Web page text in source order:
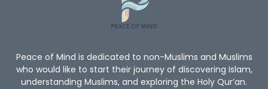
Peace of Mind is dedicated to non-Muslims and Muslims
who would like to start their journey of discovering Islam,
understanding Muslims, and exploring the Holy Qur’an.